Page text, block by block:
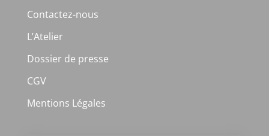
Contactez-nous
L’Atelier
Dossier de presse
CGV
Mentions Légales